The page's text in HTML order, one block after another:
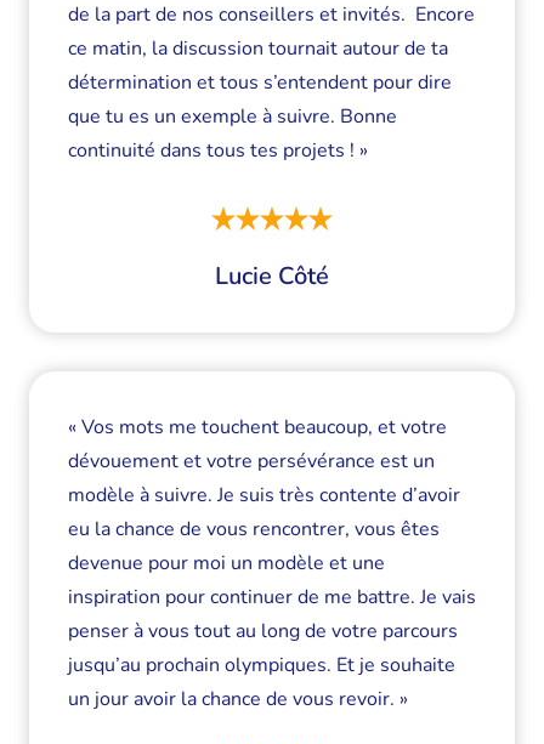
de la part de nos conseillers et invités. Encore
ce matin, la discussion tournait autour de ta
détermination et tous s’entendent pour dire
que tu es un exemple à suivre. Bonne
continuité dans tous tes projets ! »
Lucie Côté
« Vos mots me touchent beaucoup, et votre
dévouement et votre persévérance est un
modèle à suivre. Je suis très contente d’avoir
eu la chance de vous rencontrer, vous êtes
devenue pour moi un modèle et une
inspiration pour continuer de me battre. Je vais
penser à vous tout au long de votre parcours
jusqu’au prochain olympiques. Et je souhaite
un jour avoir la chance de vous revoir. »